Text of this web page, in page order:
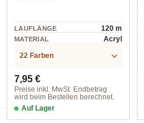
LAUFLÄNGE 120 m
MATERIAL
Acryl
22 Farben
Regulärer Preis:
7,95 €
Preise inkl. MwSt. Endbetrag
wird beim Bestellen berechnet.
Auf Lager
00103 leinen meliert